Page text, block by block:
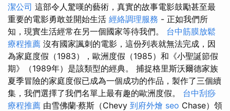
潔公司 這部令人驚嘆的藝術，真實的故事電影鼓勵甚至最
重要的電影勇敢並開始生活 經絡調理服務 - 正如我們所
知，現實生活經常在另一個國家等待我們。 台中筋膜放鬆
療程推薦 沒有國家諷刺的電影，這份列表就無法完成，因
為家庭度假（1983），歐洲度假（1985）和《小聖誕節假
期》（1989年）是該類型的經典。 捕捉格里斯沃爾德家族
夏季冒險的家庭度假已成為一個成功的作品，製作了三個續
集，我們選擇了我們名單上最有趣的歐洲度假。 台中刮痧
療程推薦 由雪佛蘭·蔡斯（Chevy 到府外燴 seo Chase）領